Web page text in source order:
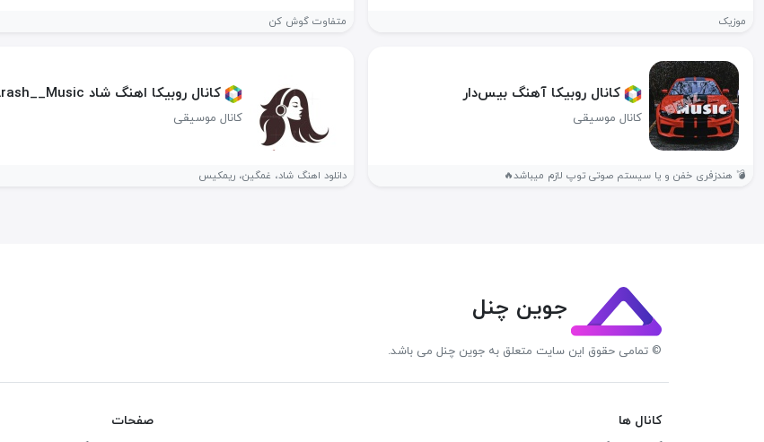
موزیک متفاوت گوش کن
کانال روبیکا آهنگ بیس‌دار
کانال موسیقی
💣 هندزفری خفن و یا سیستم صوتی توپ لازم میباشد🔥
کانال روبیکا اهنگ شاد Arash__Music
کانال موسیقی
دانلود اهنگ شاد، غمگین، ریمکیس
جوین چنل
© تمامی حقوق این سایت متعلق به جوین چنل می باشد.
کانال ها
صفحات